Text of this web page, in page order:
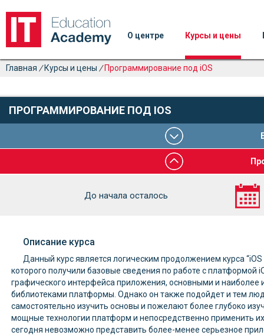
О центре Курсы и цены
Главная / Курсы и цены / Программирование под iOS
ПРОГРАММИРОВАНИЕ ПОД IOS
До начала осталось
Описание курса
Данный курс является логическим продолжением курса
которого получили базовые сведения по работе с платформой
графического интерфейса приложения, основными и наиболее
библиотеками платформы. Однако он также подойдет и тем
самостоятельно изучить основы и пожелают более глубоко
мощные технологии платформ и непосредственно применить
сегодня невозможно представить более-менее серьезное